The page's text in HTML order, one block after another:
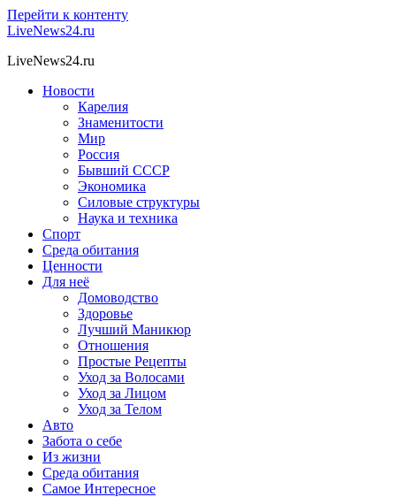
Перейти к контенту
LiveNews24.ru
LiveNews24.ru
Новости
Карелия
Знаменитости
Мир
Россия
Бывший СССР
Экономика
Силовые структуры
Наука и техника
Спорт
Среда обитания
Ценности
Для неё
Домоводство
Здоровье
Лучший Маникюр
Отношения
Простые Рецепты
Уход за Волосами
Уход за Лицом
Уход за Телом
Авто
Забота о себе
Из жизни
Среда обитания
Самое Интересное